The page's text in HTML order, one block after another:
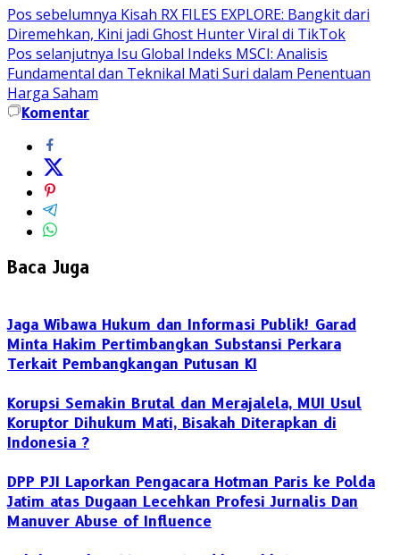
Pos sebelumnya Kisah RX FILES EXPLORE: Bangkit dari
Diremehkan, Kini jadi Ghost Hunter Viral di TikTok
Pos selanjutnya Isu Global Indeks MSCI: Analisis
Fundamental dan Teknikal Mati Suri dalam Penentuan
Harga Saham
Komentar
Baca Juga
Jaga Wibawa Hukum dan Informasi Publik! Garad
Minta Hakim Pertimbangkan Substansi Perkara
Terkait Pembangkangan Putusan KI
Korupsi Semakin Brutal dan Merajalela, MUI Usul
Koruptor Dihukum Mati, Bisakah Diterapkan di
Indonesia ?
DPP PJI Laporkan Pengacara Hotman Paris ke Polda
Jatim atas Dugaan Lecehkan Profesi Jurnalis Dan
Manuver Abuse of Influence